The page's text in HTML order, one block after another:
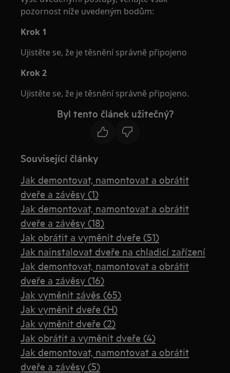
pozornost níže uvedeným bodům:
Krok 1
Ujistěte se, že je těsnění správně připojeno
Krok 2
Ujistěte se, že je těsnění správně připojeno.
Byl tento článek užitečný?
Související články
Jak demontovat, namontovat a obrátit
dveře a závěsy (1)
Jak demontovat, namontovat a obrátit
dveře a závěsy (18)
Jak obrátit a vyměnit dveře (51)
Jak nainstalovat dveře na chladicí zařízení
Jak demontovat, namontovat a obrátit
dveře a závěsy (16)
Jak vyměnit závěs (65)
Jak vyměnit dveře (H)
Jak vyměnit dveře (2)
Jak obrátit a vyměnit dveře (4)
Jak demontovat, namontovat a obrátit
dveře a závěsy (5)